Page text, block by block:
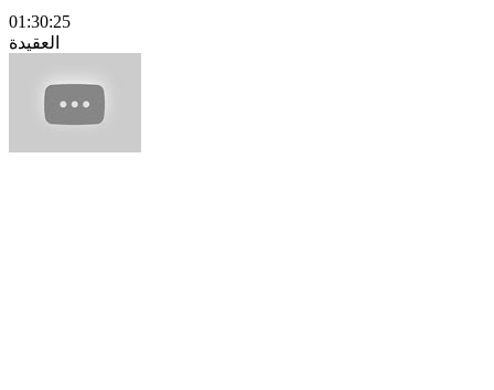
01:30:25
العقيدة